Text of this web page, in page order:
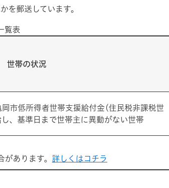
を郵送しています。
覧表
世帯の状況
市低所得者世帯支援給付金(住民税非課税世
、基準日まで世帯主に異動がない世帯
あります。 詳しくはコチラ